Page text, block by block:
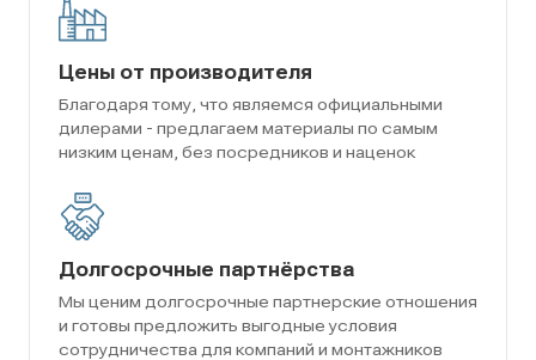
Цены от производителя
Благодаря тому, что являемся официальными
дилерами - предлагаем материалы по самым
низким ценам, без посредников и наценок
Долгосрочные партнёрства
Мы ценим долгосрочные партнерские отношения
и готовы предложить выгодные условия
сотрудничества для компаний и монтажников